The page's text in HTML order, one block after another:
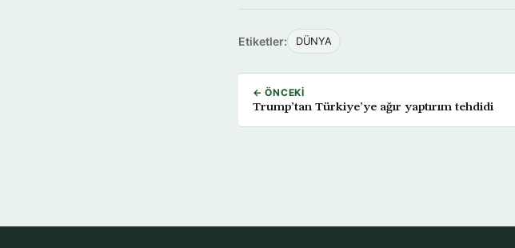
Etiketler: DÜNYA
← ÖNCEKI
Trump’tan Türkiye’ye ağır yaptırım tehdidi